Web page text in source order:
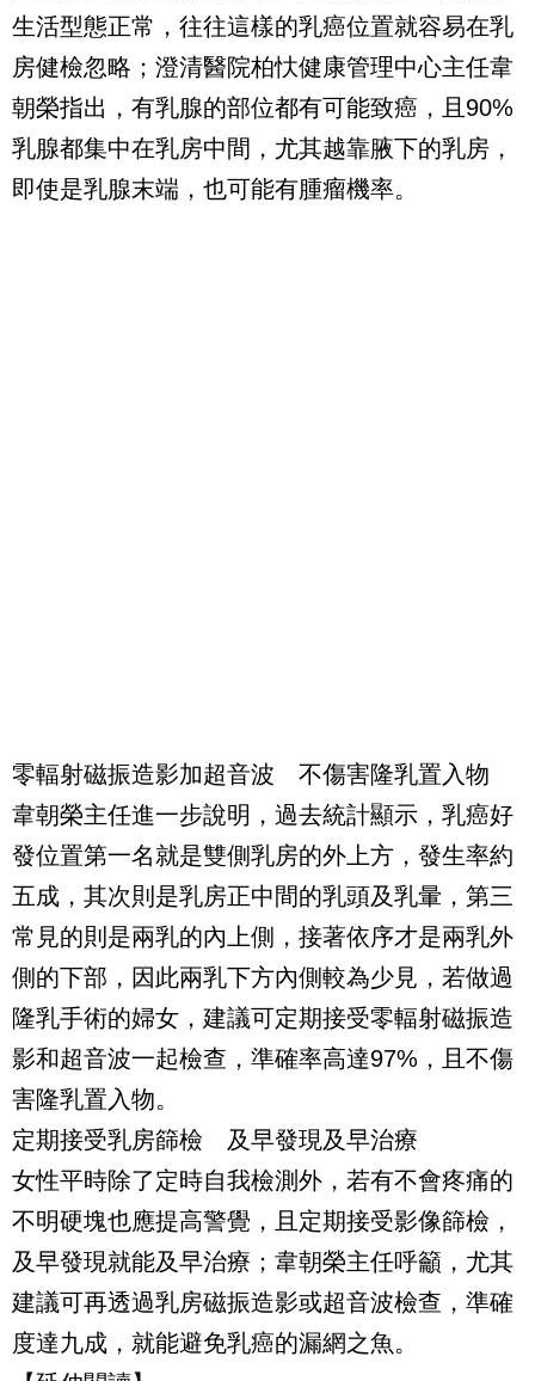
生活型態正常，往往這樣的乳癌位置就容易在乳
房健檢忽略；澄清醫院柏忕健康管理中心主任韋
朝榮指出，有乳腺的部位都有可能致癌，且90%
乳腺都集中在乳房中間，尤其越靠腋下的乳房，
即使是乳腺末端，也可能有腫瘤機率。
零輻射磁振造影加超音波 不傷害隆乳置入物
韋朝榮主任進一步說明，過去統計顯示，乳癌好
發位置第一名就是雙側乳房的外上方，發生率約
五成，其次則是乳房正中間的乳頭及乳暈，第三
常見的則是兩乳的內上側，接著依序才是兩乳外
側的下部，因此兩乳下方內側較為少見，若做過
隆乳手術的婦女，建議可定期接受零輻射磁振造
影和超音波一起檢查，準確率高達97%，且不傷
害隆乳置入物。
定期接受乳房篩檢 及早發現及早治療
女性平時除了定時自我檢測外，若有不會疼痛的
不明硬塊也應提高警覺，且定期接受影像篩檢，
及早發現就能及早治療；韋朝榮主任呼籲，尤其
建議可再透過乳房磁振造影或超音波檢查，準確
度達九成，就能避免乳癌的漏網之魚。